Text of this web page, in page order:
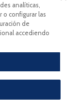
analíticas,
o configurar las
de
accediendo